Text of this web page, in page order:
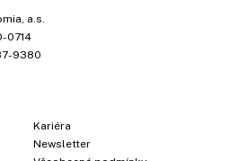
a.s.
0714
9380
Kariéra
Newsletter